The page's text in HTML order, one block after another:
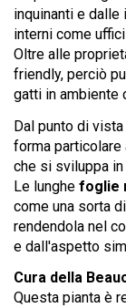
inquinanti e
interni come
Oltre alle
friendly, perciò
gatti in ambiente
Dal punto di
forma
che si sviluppa
Le lunghe foglie
come una sorta
rendendola nel
e dall'aspetto
Cura della
Questa pianta è